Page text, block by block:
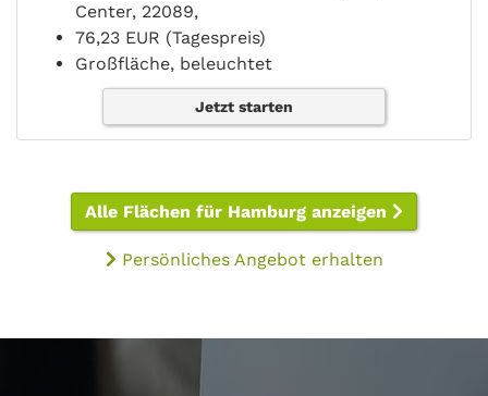
Center, 22089,
76,23 EUR (Tagespreis)
Großfläche, beleuchtet
Jetzt starten
Alle Flächen für Hamburg anzeigen
Persönliches Angebot erhalten